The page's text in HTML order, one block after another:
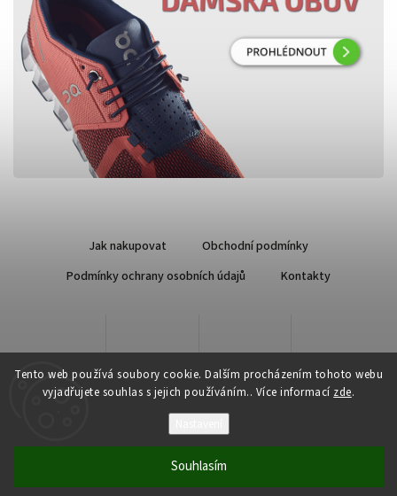
Tento web používá soubory cookie. Dalším procházením tohoto webu
vyjadřujete souhlas s jejich používáním.. Více informací zde.
Souhlasím
Jak nakupovat
Obchodní podmínky
Podmínky ochrany osobních údajů
Kontakty
Qsport.cz. Všechna práva vyhrazena.